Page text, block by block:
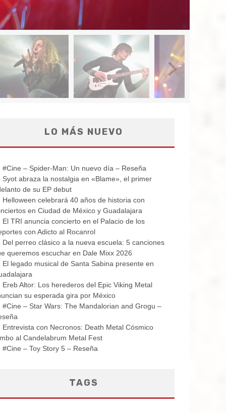
LO MÁS NUEVO
#Cine – Spider-Man: Un nuevo día – Reseña
Syot abraza la nostalgia en «Blame», el primer
de su EP debut
Helloween celebrará 40 años de historia con
en Ciudad de México y Guadalajara
El TRI anuncia concierto en el Palacio de los
con Adicto al Rocanrol
Del perreo clásico a la nueva escuela: 5 canciones
queremos escuchar en Dale Mixx 2026
El legado musical de Santa Sabina presente en
Ereb Altor: Los herederos del Epic Viking Metal
su esperada gira por México
#Cine – Star Wars: The Mandalorian and Grogu –
Entrevista con Necronos: Death Metal Cósmico
al Candelabrum Metal Fest
#Cine – Toy Story 5 – Reseña
TAGS